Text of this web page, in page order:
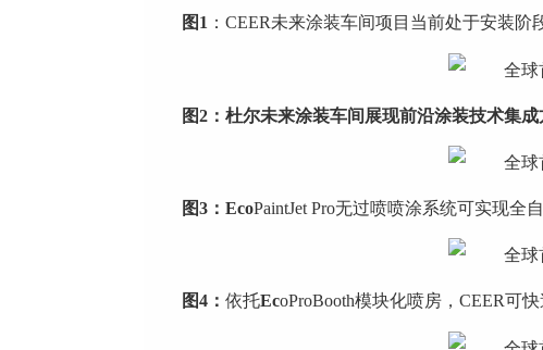
图1 ：CEER未来涂装车间项目当前处于安装阶
图2 ：杜尔未来涂装车间展现前沿涂装技术集成
图3 ： EcoPaintJet Pro无过喷喷涂系统可实现全
图4 ： 依托EcoProBooth模块化喷房，CEER可